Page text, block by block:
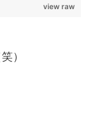
view raw
）